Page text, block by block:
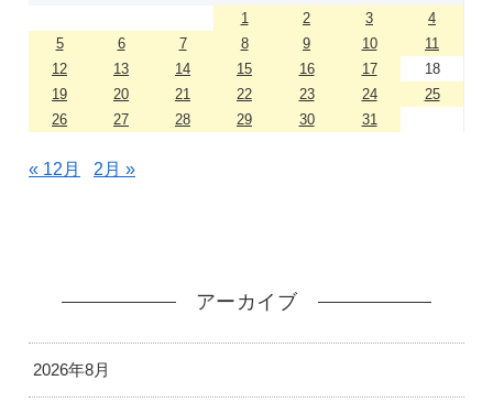
1
2 3
4
5
6 7 8 9 10
11
12
13 14 15 16 17
18
19
20 21 22 23 24
25
26
27 28 29 30 31
« 12月 2月 »
アーカイブ
2026年8月